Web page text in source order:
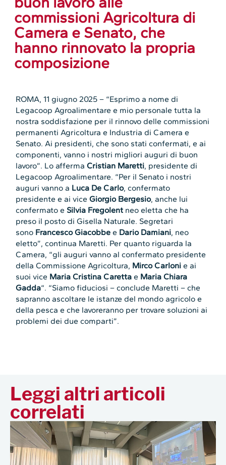
commissioni Agricoltura di
Camera e Senato, che
hanno rinnovato la propria
composizione
ROMA, 11 giugno 2025 – “Esprimo a nome di
Legacoop Agroalimentare e mio personale tutta la
nostra soddisfazione per il rinnovo delle commissioni
permanenti Agricoltura e Industria di Camera e
Senato. Ai presidenti, che sono stati confermati, e ai
componenti, vanno i nostri migliori auguri di buon
lavoro”. Lo affermaCristian Maretti, presidente di
Legacoop Agroalimentare. “Per il Senato i nostri
auguri vanno a Luca De Carlo, confermato
presidente e ai viceGiorgio Bergesio, anche lui
confermato e Silvia Fregolent neo eletta che ha
preso il posto di Gisella Naturale. Segretari
sono Francesco Giacobbe e Dario Damiani, neo
eletto”, continua Maretti. Per quanto riguarda la
Camera, “gli auguri vanno al confermato presidente
della Commissione Agricoltura, Mirco Carloni e ai
suoi vice Maria Cristina Caretta e Maria Chiara
Gadda“. “Siamo fiduciosi – conclude Maretti – che
sapranno ascoltare le istanze del mondo agricolo e
della pesca e che lavoreranno per trovare soluzioni ai
problemi dei due comparti”.
Leggi altri articoli
correlati